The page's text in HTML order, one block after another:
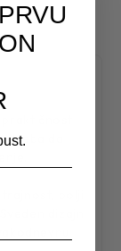
treba da
trajnost, bolji
dizajn